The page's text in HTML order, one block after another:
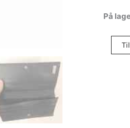
var:
er:
På
Gucci